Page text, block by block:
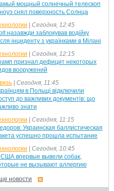
мощный солнечный телескоп
снял поверхность Солнца
Сегодня, 12:45
назавжди заблокував водійку
інциденту з українками в Мілані
Сегодня, 12:15
признал дефицит некоторых
вооружений
Сегодня, 11:45
в Польщі відключили
до важливих документів: що
знати
Сегодня, 11:15
Украинская баллистическая
успешно прошла испытание
Сегодня, 10:45
США впервые вывели собак,
не вызывают аллергию
новости